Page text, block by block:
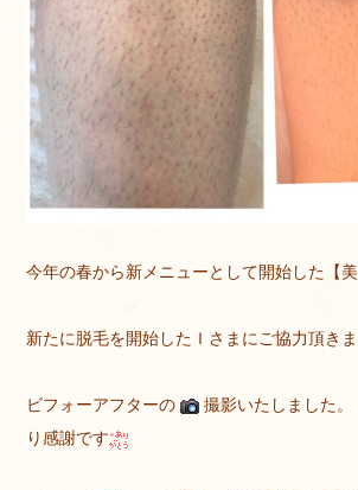
今年の春から新メニューとして開始した【美
新たに脱毛を開始したＩさまにご協力頂き
ビフォーアフターの
撮影いたしました。
り感謝です